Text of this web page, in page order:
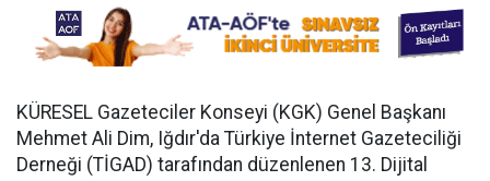
KÜRESEL Gazeteciler Konseyi (KGK) Genel Başkanı
Mehmet Ali Dim, Iğdır'da Türkiye İnternet Gazeteciliği
Derneği (TİGAD) tarafından düzenlenen 13. Dijital